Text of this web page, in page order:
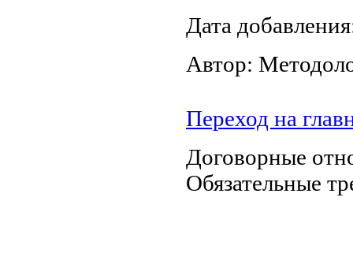
Дата
Автор:
Переход на
Договорные
Обязательные